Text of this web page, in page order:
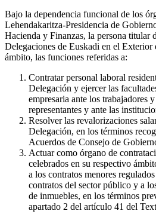
Bajo la dependencia funcional de los
Lehendakaritza-Presidencia de
Hacienda y Finanzas, la persona titular
Delegaciones de Euskadi en el Exterior
ámbito, las funciones referidas a:
Contratar personal laboral
Delegación y ejercer las
empresaria ante los trabajadores
representantes y ante las
Resolver las revalorizaciones
Delegación, en los términos
Acuerdos de Consejo de
Actuar como órgano de
celebrados en su respectivo
a los contratos menores
contratos del sector público y a
de inmuebles, en los términos
apartado 2 del artículo 41 del